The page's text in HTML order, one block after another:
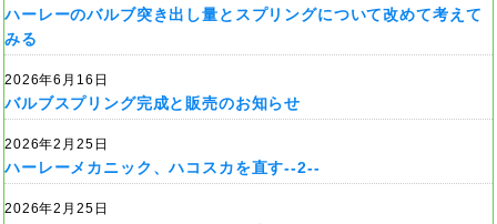
ハーレーのバルブ突き出し量とスプリングについて改めて考えて
みる
2026年6月16日
バルブスプリング完成と販売のお知らせ
2026年2月25日
ハーレーメカニック、ハコスカを直す--2--
2026年2月25日